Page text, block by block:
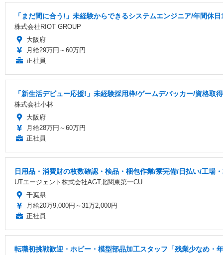
「まだ間に合う!」未経験からできるシステムエンジニア/年間休
株式会社RIOT GROUP
大阪府
月給29万円～60万円
正社員
「新生活デビュー応援!」未経験採用枠/ゲームデバッカー/資格取
株式会社小林
大阪府
月給28万円～60万円
正社員
日用品・消費財の枚数確認・検品・梱包作業/寮完備/日払い/工場
UTエージェント株式会社AGT北関東第一CU
千葉県
月給20万9,000円～31万2,000円
正社員
転職初挑戦歓迎・ホビー・模型部品加工スタッフ「残業少なめ・